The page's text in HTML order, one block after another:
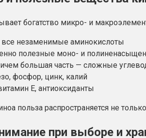
богатство микро- и
незаменимые аминокислоты
полезные моно- и
большая часть — сложные
фосфор, цинк, калий
Е, антиоксиданты
польза распространяется не
при выборе и